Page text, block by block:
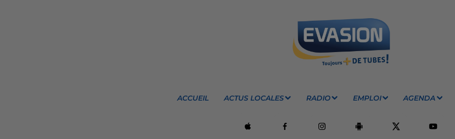
ACCUEIL ACTUS LOCALES RADIO EMPLOI AGENDA